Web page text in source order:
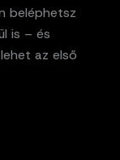
beléphetsz
is – és
az első